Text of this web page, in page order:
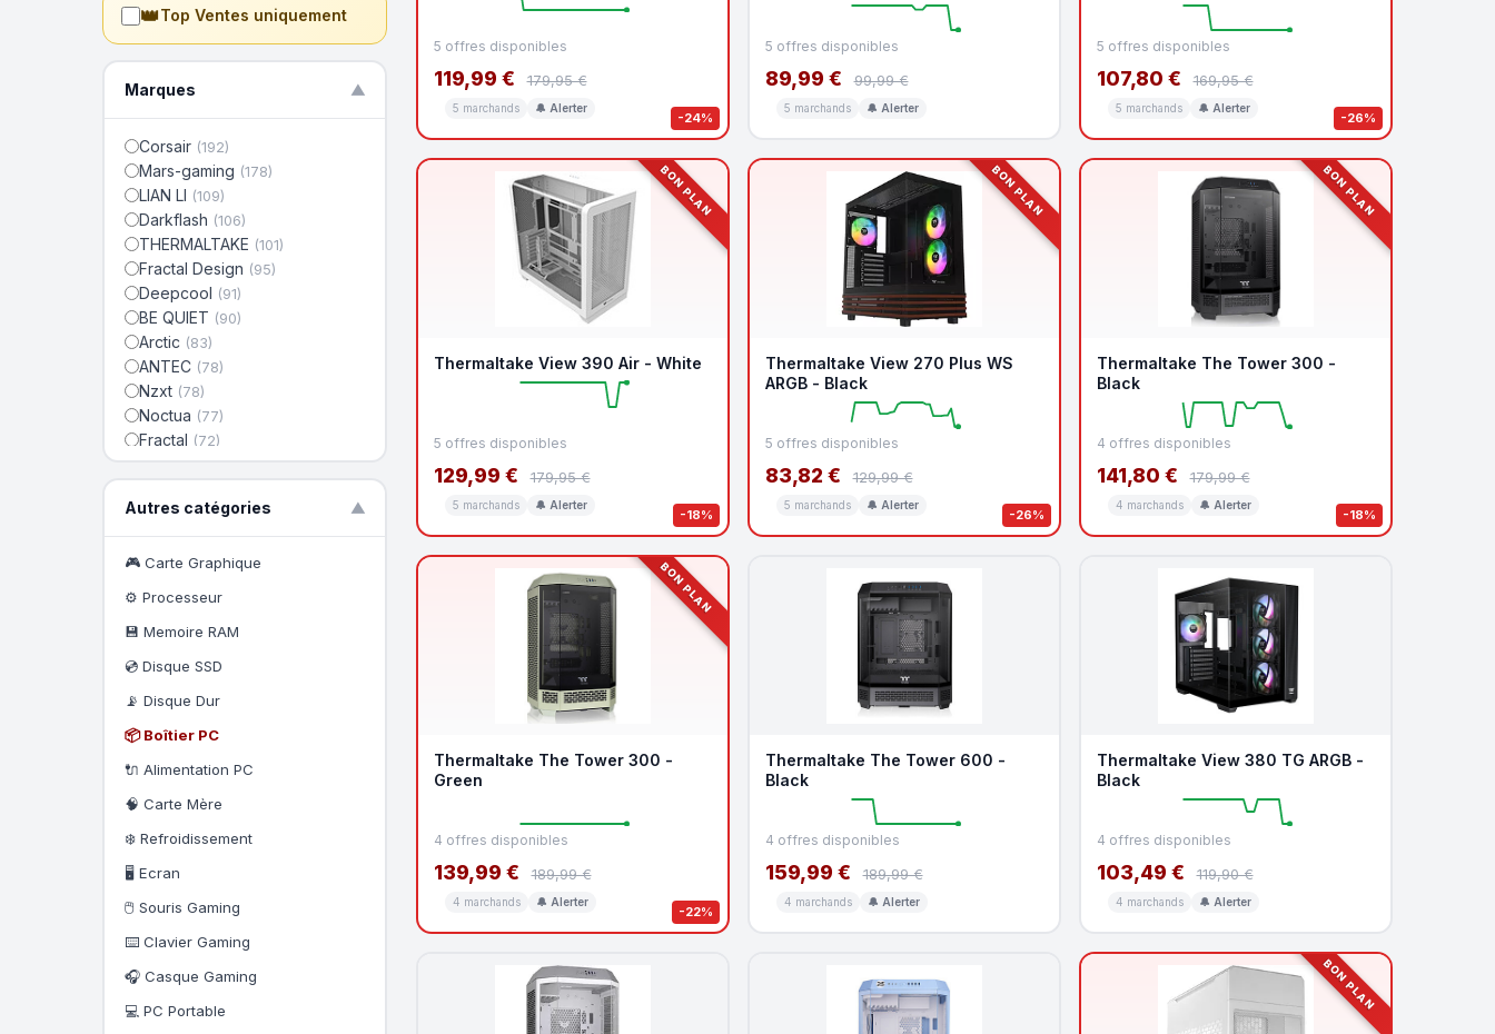
👑Top Ventes uniquement
Marques ▼
Corsair (192)
Mars-gaming (178)
LIAN LI (109)
Darkflash (106)
THERMALTAKE (101)
Fractal Design (95)
Deepcool (91)
BE QUIET (90)
Arctic (83)
ANTEC (78)
Nzxt (78)
Noctua (77)
Fractal (72)
Nox(70)
AeroCool(64)
Cooler Master(63)
Orbegozo(62)
✕ Effacer le filtre
Autres catégories ▼
🎮 Carte Graphique
⚙️ Processeur
💾 Memoire RAM
💿 Disque SSD
📡 Disque Dur
📦 Boîtier PC
🔌 Alimentation PC
🧠 Carte Mère
❄️ Refroidissement
🖥️ Ecran
🖱️ Souris Gaming
⌨️ Clavier Gaming
🎧 Casque Gaming
💻 PC Portable
-24%
5 offres disponibles
119,99 € 179,95 €
5 marchands 🔔 Alerter
5 offres disponibles
89,99 € 99,99 €
5 marchands 🔔 Alerter
-26%
5 offres disponibles
107,80 € 169,95 €
5 marchands 🔔 Alerter
BON PLAN
-18%
Thermaltake View 390 Air - White
5 offres disponibles
129,99 € 179,95 €
5 marchands 🔔 Alerter
BON PLAN
-26%
Thermaltake View 270 Plus WS
ARGB - Black
5 offres disponibles
83,82 € 129,99 €
5 marchands 🔔 Alerter
BON PLAN
-18%
Thermaltake The Tower 300 -
Black
4 offres disponibles
141,80 € 179,99 €
4 marchands 🔔 Alerter
BON PLAN
-22%
Thermaltake The Tower 300 -
Green
4 offres disponibles
139,99 € 189,99 €
4 marchands 🔔 Alerter
Thermaltake The Tower 600 -
Black
4 offres disponibles
159,99 € 189,99 €
4 marchands 🔔 Alerter
Thermaltake View 380 TG ARGB -
Black
4 offres disponibles
103,49 € 119,90 €
4 marchands 🔔 Alerter
BON PLAN